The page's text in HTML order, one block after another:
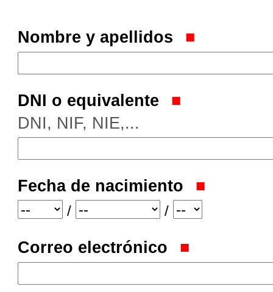
Nombre y apellidos
DNI o equivalente
DNI, NIF, NIE,...
Fecha de nacimiento
Año /
Mes /
Día
Correo electrónico